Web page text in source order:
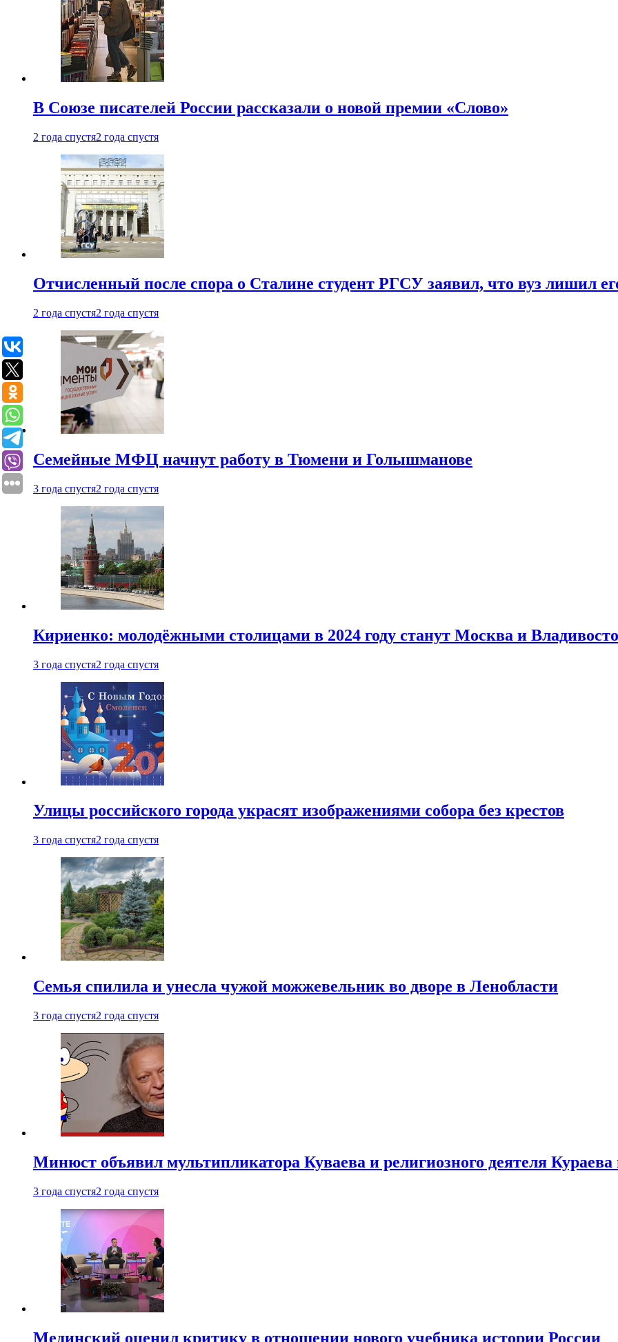
В Союзе писателей России рассказали о новой премии «Слово»
2 года спустя2 года спустя
Отчисленный после спора о Сталине студент РГСУ заявил, что вуз лишил
2 года спустя2 года спустя
Семейные МФЦ начнут работу в Тюмени и Голышманове
3 года спустя2 года спустя
Кириенко: молодёжными столицами в 2024 году станут Москва и
3 года спустя2 года спустя
Улицы российского города украсят изображениями собора без крестов
3 года спустя2 года спустя
Семья спилила и унесла чужой можжевельник во дворе в Ленобласти
3 года спустя2 года спустя
Минюст объявил мультипликатора Куваева и религиозного деятеля
3 года спустя2 года спустя
Мединский оценил критику в отношении нового учебника истории России